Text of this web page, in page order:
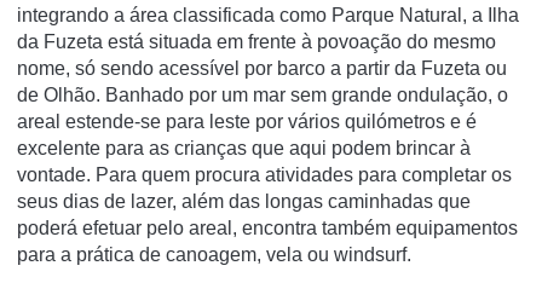
integrando a área classificada como Parque Natural, a Ilha
da Fuzeta está situada em frente à povoação do mesmo
nome, só sendo acessível por barco a partir da Fuzeta ou
de Olhão. Banhado por um mar sem grande ondulação, o
areal estende-se para leste por vários quilómetros e é
excelente para as crianças que aqui podem brincar à
vontade. Para quem procura atividades para completar os
seus dias de lazer, além das longas caminhadas que
poderá efetuar pelo areal, encontra também equipamentos
para a prática de canoagem, vela ou windsurf.